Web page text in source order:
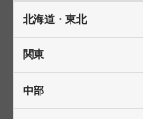
北海道・東北
関東
中部